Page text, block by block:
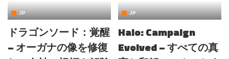
JP
ドラゴンソード：覚醒
– オーガナの像を修復
JP
Halo: Campaign
Evolved – すべての真